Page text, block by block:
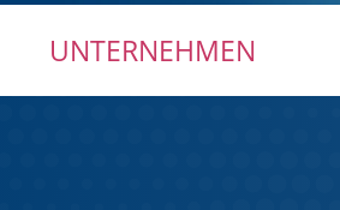
UNTERNEHMEN